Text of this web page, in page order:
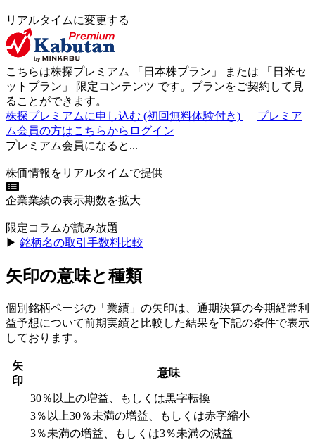
リアルタイムに変更する
こちらは株探プレミアム 「 日本株プラン 」 または 「 日米セ
ットプラン 」 限定コンテンツ です。プランをご契約して見
ることができます。
株探プレミアムに申し込む (初回無料体験付き)
プレミア
ム会員の方はこちらからログイン
プレミアム会員になると...
株価情報をリアルタイムで提供
企業業績の表示期数を拡大
限定コラムが読み放題
▶︎ 銘柄名の取引手数料比較
矢印の意味と種類
個別銘柄ページの「業績」の矢印は、通期決算の今期経常利
益予想について前期実績と比較した結果を下記の条件で表示
しております。
矢
印
意味
30％以上の増益、もしくは黒字転換
3％以上30％未満の増益、もしくは赤字縮小
3％未満の増益、もしくは3％未満の減益